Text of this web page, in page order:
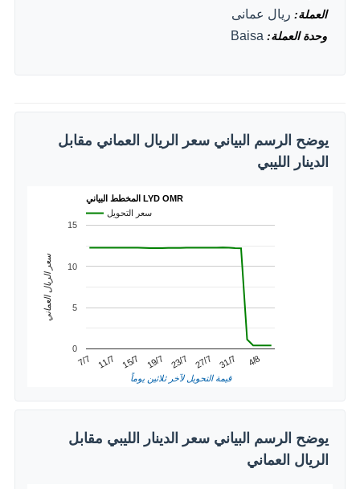
العملة ريال عمانى
وحدة العملة Baisa
يوضح الرسم البياني سعر الريال العماني مقابل
الدينار الليبي
المخطط البياني LYD OMR
سعر التحويل
7/7 11/7 15/7 19/7 23/7 27/7 31/7 4/8
0
5
10
15
قيمة التحويل لآخر ثلاثين يوماً
سعر الريال العماني
يوضح الرسم البياني سعر الدينار الليبي مقابل
الريال العماني